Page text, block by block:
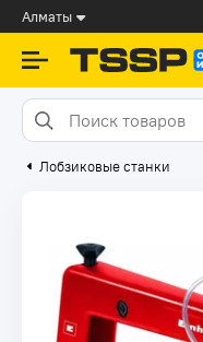
Алматы
Лобзиковые станки